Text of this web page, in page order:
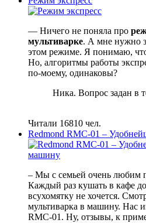
— Ничего не поняла про
мультиварке. А мне нужно
этом режиме. Я понимаю,
Но, алгоритмы работы
по-моему, одинаковы?
Ника. Вопрос задан в
Читали 16810 чел.
Redmond RMC-01 –
– Мы с семьей очень любим
Каждый раз кушать в кафе
всухомятку не хочется.
мультиварка в машину. Нас
RMC-01. Ну, отзывы, к